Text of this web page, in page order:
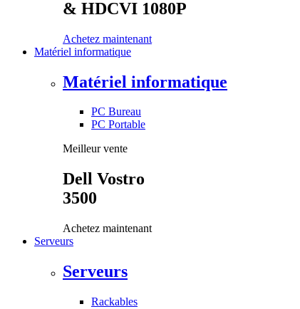
& HDCVI 1080P
Achetez maintenant
Matériel informatique
Matériel informatique
PC Bureau
PC Portable
Meilleur vente
Dell Vostro
3500
Achetez maintenant
Serveurs
Serveurs
Rackables